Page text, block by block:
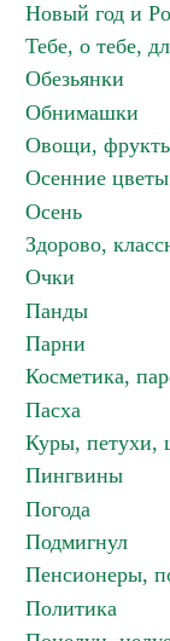
Новый год и
Тебе, о тебе,
Обезьянки
Обнимашки
Овощи,
Осенние цветы
Осень
Здорово,
Очки
Панды
Парни
Косметика,
Пасха
Куры, петухи,
Пингвины
Погода
Подмигнул
Пенсионеры,
Политика